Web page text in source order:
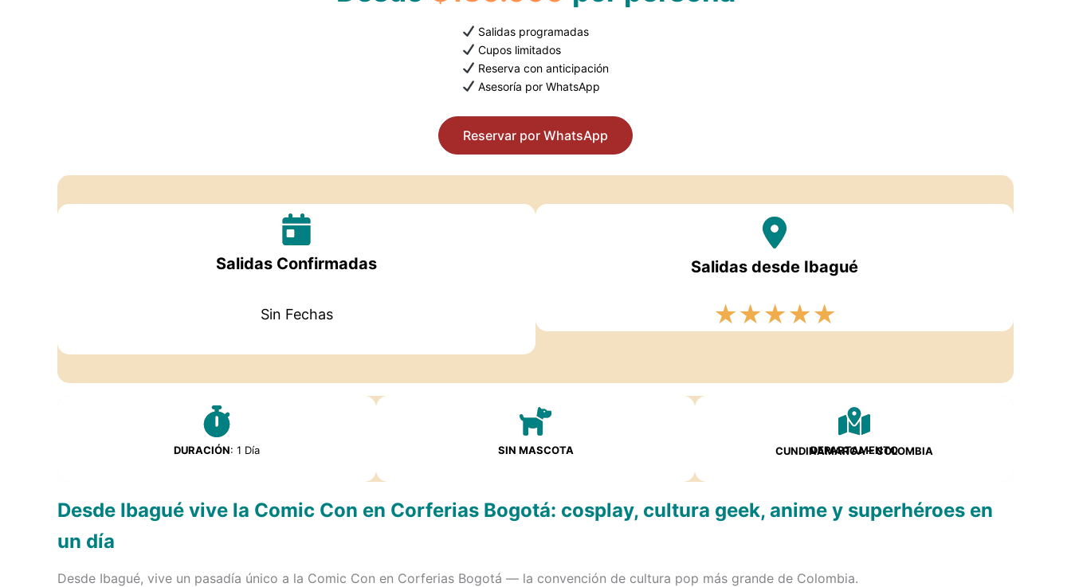
Salidas programadas
Cupos limitados
Reserva con anticipación
Asesoría por WhatsApp
Reservar por WhatsApp
Salidas Confirmadas
Sin Fechas
Salidas desde Ibagué
★★★★★
DURACIÓN: 1 Día SIN MASCOTA DEPARTAMENTO
CUNDINAMARCA – COLOMBIA
Desde Ibagué vive la Comic Con en Corferias Bogotá: cosplay, cultura geek, anime y superhéroes en
un día
Desde Ibagué, vive un pasadía único a la Comic Con en Corferias Bogotá — la convención de cultura pop más grande de Colombia.